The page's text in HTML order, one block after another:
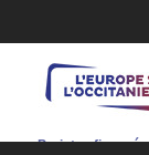
Projet cofinancé